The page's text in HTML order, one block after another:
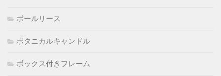
ボールリース
ボタニカルキャンドル
ボックス付きフレーム